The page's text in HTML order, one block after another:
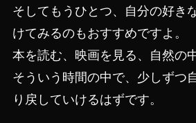
そしてもうひとつ、自分の好き
けてみるのもおすすめですよ。
本を読む、映画を見る、自然
そういう時間の中で、少しずつ
り戻していけるはずです。